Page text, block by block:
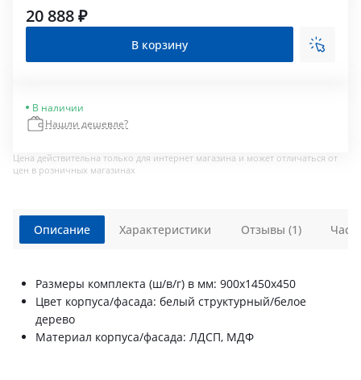
20 888 ₽
В корзину
В наличии
Нашли дешевле?
Цена действительна только для интернет магазина и может отличаться от
цен в розничных магазинах
Описание
Размеры комплекта (ш/в/г) в мм: 900х1450х450
Цвет корпуса/фасада: белый структурный/белое
дерево
Материал корпуса/фасада: ЛДСП, МДФ
Характеристики Отзывы (1)